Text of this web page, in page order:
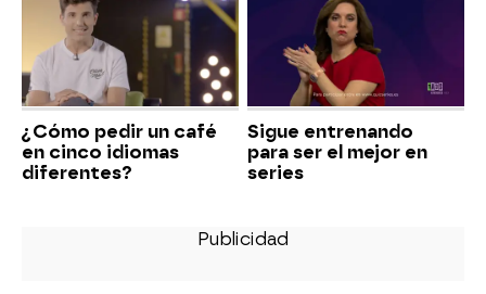
¿Cómo pedir un café
en cinco idiomas
diferentes?
Sigue entrenando
para ser el mejor en
series